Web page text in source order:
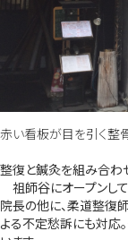
赤い看板が目を引く整
整復と鍼灸を組み合わ
祖師谷にオープンし
院長の他に、柔道整復
よる不定愁訴にも対応